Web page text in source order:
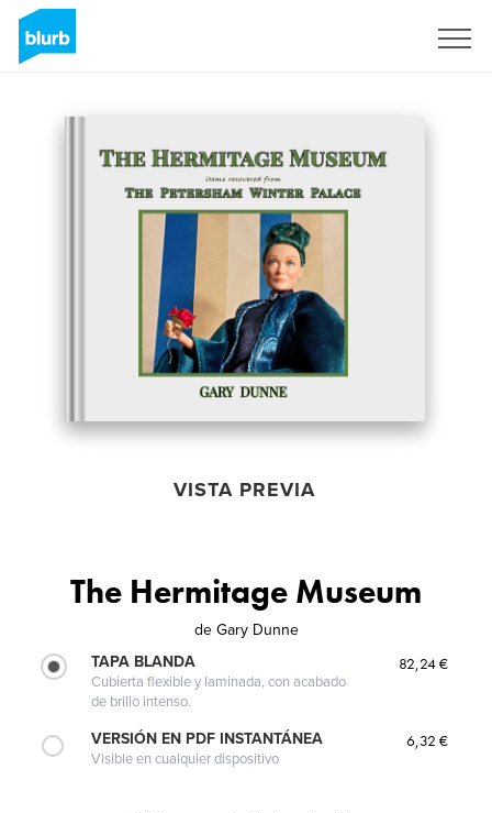
VISTA PREVIA
The Hermitage Museum
de Gary Dunne
TAPA BLANDA
Cubierta flexible y laminada, con acabado
de brillo intenso.
82,24 €
VERSIÓN EN PDF INSTANTÁNEA
Visible en cualquier dispositivo
6,32 €